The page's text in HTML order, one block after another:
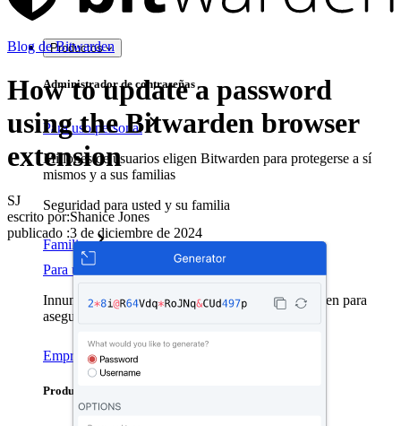
Productos
Administrador de contraseñas
Para uso personal
Millones de usuarios eligen Bitwarden para protegerse a sí
mismos y a sus familias
Seguridad para usted y su familia
Familias
Para uso profesional
Innumerables negocios y empresas eligen Bitwarden para
asegurar sus intereses
Empresarial
Productos para Desarrolladores
Blog de Bitwarden
How to update a password
using the Bitwarden browser
extension
SJ
escrito por:Shanice Jones
publicado :3 de diciembre de 2024